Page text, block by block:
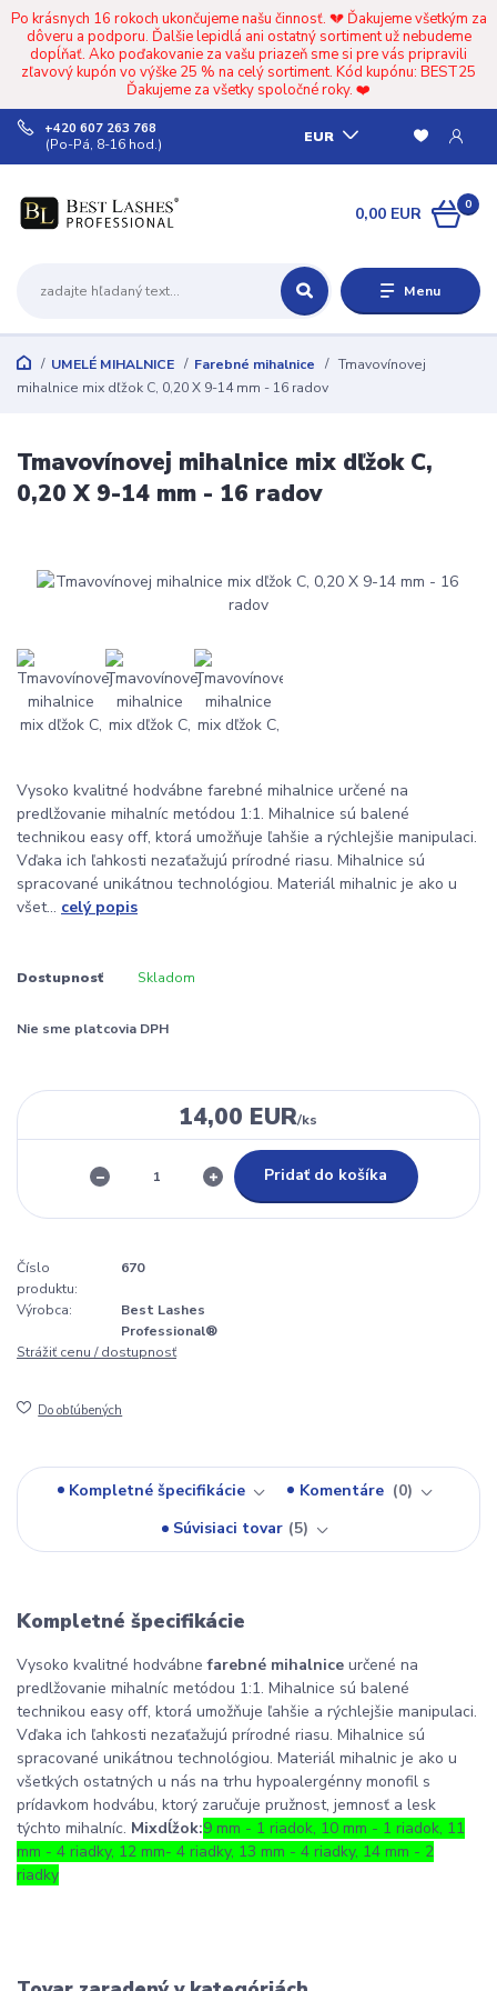
Po krásnych 16 rokoch ukončujeme našu činnosť. 💔 Ďakujeme všetkým za
dôveru a podporu. Ďalšie lepidlá ani ostatný sortiment už nebudeme
dopĺňať. Ako poďakovanie za vašu priazeň sme si pre vás pripravili
zľavový kupón vo výške 25 % na celý sortiment. Kód kupónu: BEST25
Ďakujeme za všetky spoločné roky. ❤️
Menu
EUR
+420 607 263 768
(Po-Pá, 8-16 hod.)
0
0,00 EUR
UMELÉ MIHALNICE Farebné mihalnice
Tmavovínovej
mihalnice mix dľžok C, 0,20 X 9-14 mm - 16 radov
Tmavovínovej mihalnice mix dľžok C,
0,20 X 9-14 mm - 16 radov
Vysoko kvalitné hodvábne farebné mihalnice určené na
predlžovanie mihalníc metódou 1:1. Mihalnice sú balené
technikou easy off, ktorá umožňuje ľahšie a rýchlejšie manipulaci.
Vďaka ich ľahkosti nezaťažujú prírodné riasu. Mihalnice sú
spracované unikátnou technológiou. Materiál mihalnic je ako u
všet... celý popis
Dostupnosť Skladom
Nie sme platcovia DPH
14,00 EUR/ks
Pridať do košíka
Číslo
produktu:
670
Výrobca:
Best Lashes
Professional®
Strážiť cenu / dostupnosť
Do obľúbených
Kompletné špecifikácie Komentáre
0
Súvisiaci tovar 5
Kompletné špecifikácie
Vysoko kvalitné hodvábnefarebné mihalnice určené na
predlžovanie mihalníc metódou 1:1. Mihalnice sú balené
technikou easy off, ktorá umožňuje ľahšie a rýchlejšie manipulaci.
Vďaka ich ľahkosti nezaťažujú prírodné riasu. Mihalnice sú
spracované unikátnou technológiou. Materiál mihalnic je ako u
všetkých ostatných u nás na trhu hypoalergénny monofil s
prídavkom hodvábu, ktorý zaručuje pružnost, jemnosť a lesk
týchto mihalníc. Mixdĺžok:9 mm - 1 riadok, 10 mm - 1 riadok, 11
mm - 4 riadky, 12 mm- 4 riadky, 13 mm - 4 riadky, 14 mm - 2
riadky